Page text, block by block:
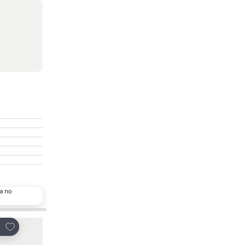
no
Adicionar aos favoritos